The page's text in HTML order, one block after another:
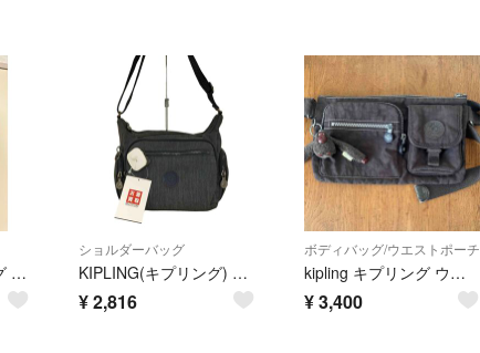
KIPLING｜キプリング バックパック CITY ZIP Sサイズ
ショルダーバッグ
KIPLING(キプリング) レディース バッグ ショルダー
¥2,816
ボディバッグ/ウエストポーチ
kipling キプリング ウエストバッグ ウエストポーチ ボディバッグ ナイロン ブラウン 茶色 ゴリラ
¥3,400